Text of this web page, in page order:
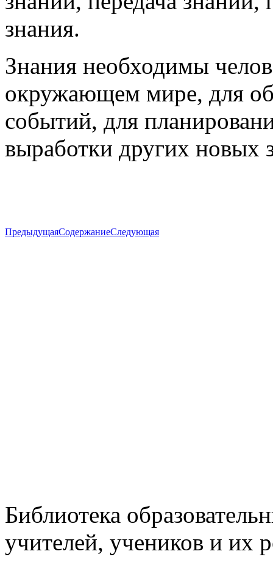
знания.
Знания необходимы
окружающем мире, для
событий, для
выработки других новых
ПредыдущаяСодержаниеСледующая
Библиотека
учителей, учеников и их